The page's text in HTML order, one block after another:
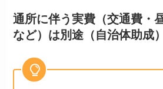
通所に伴う実費（交通費・
など）は別途（自治体助成）